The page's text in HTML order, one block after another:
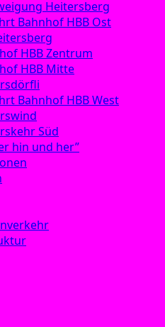
Heitersberg
Bahnhof HBB Ost
HBB Zentrum
HBB Mitte
Bahnhof HBB West
Süd
hin und her”